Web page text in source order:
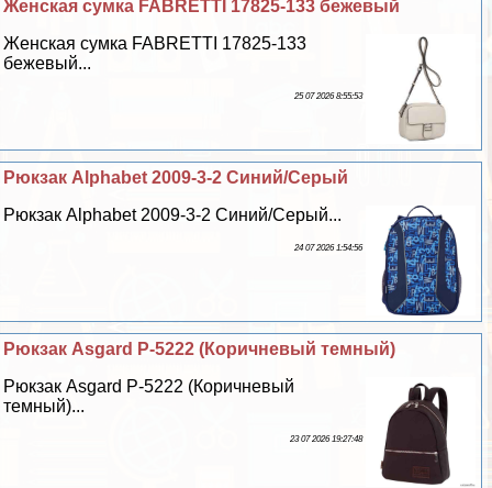
Женская сумка FABRETTI 17825-133 бежевый
Женская сумка FABRETTI 17825-133
бежевый...
25 07 2026 8:55:53
Рюкзак Alphabet 2009-3-2 Синий/Серый
Рюкзак Alphabet 2009-3-2 Синий/Серый...
24 07 2026 1:54:56
Рюкзак Asgard Р-5222 (Коричневый темный)
Рюкзак Asgard Р-5222 (Коричневый
темный)...
23 07 2026 19:27:48